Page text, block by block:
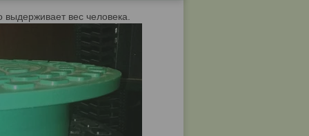
выдерживает вес человека.